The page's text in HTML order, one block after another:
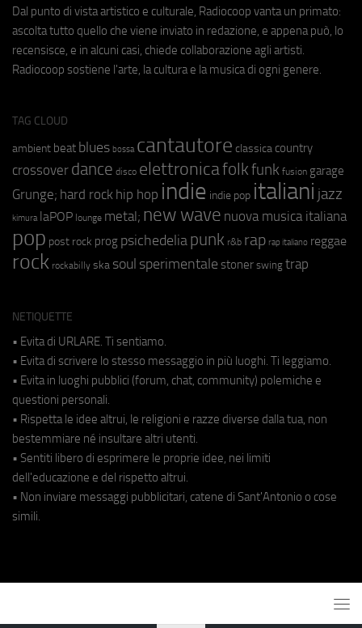
Dal punto di vista artistico e culturale, Radiocoop vanta un primato:
ascolta tutto quello che viene inviato in redazione, e appena può, lo
recensisce, e in alcuni casi, chiede collaborazione agli artisti.
Radiocoop sostiene l'arte, la cultura e la musica di ogni genere.
TAG CLOUD
ambient beat blues bossa cantautore classica country
crossover dance disco elettronicafolkfunk fusion garage
Grunge; hard rock hip hop indie indie pop italiani jazz
kimura laPOP lounge metal; new wave nuova musica italiana
pop post rock prog psichedeliapunk r&b rap rap italiano reggae
rock rockabilly ska soul sperimentale stoner swing trap
NETIQUETTE
• Evita di URLARE. Ti sentiamo.
• Evita di scrivere lo stesso messaggio in più luoghi. Ti leggiamo.
• Evita in luoghi pubblici (forum, chat, community) polemiche e
questioni personali.
• Rispetta le idee altrui, le religioni e razze diverse dalla tua, non
bestemmiare né insultare altri utenti.
• Sentiti libero di esprimere le proprie idee, nei limiti
dell'educazione e del rispetto altrui.
• Non inviare messaggi pubblicitari, catene di Sant'Antonio o cose
simili.